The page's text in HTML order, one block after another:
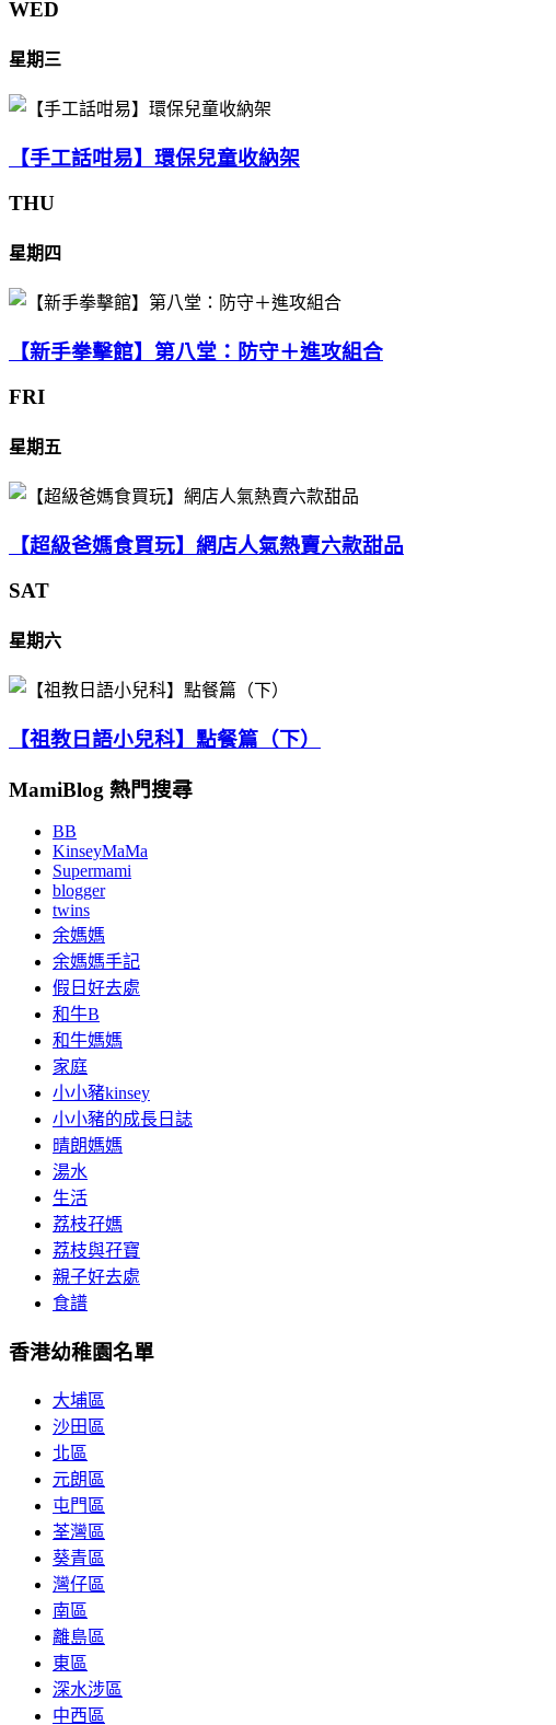
WED
星期三
【手工話咁易】環保兒童收納架
THU
星期四
【新手拳擊館】第八堂：防守＋進攻組合
FRI
星期五
【超級爸媽食買玩】網店人氣熱賣六款甜品
SAT
星期六
【祖教日語小兒科】點餐篇（下）
MamiBlog 熱門搜尋
BB
KinseyMaMa
Supermami
blogger
twins
余媽媽
余媽媽手記
假日好去處
和牛B
和牛媽媽
家庭
小小豬kinsey
小小豬的成長日誌
晴朗媽媽
湯水
生活
荔枝孖媽
荔枝與孖寶
親子好去處
食譜
香港幼稚園名單
大埔區
沙田區
北區
元朗區
屯門區
荃灣區
葵青區
灣仔區
南區
離島區
東區
深水涉區
中西區